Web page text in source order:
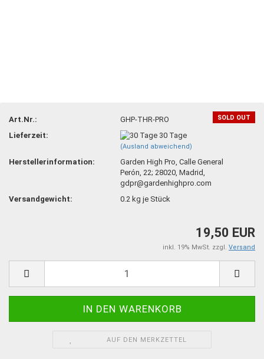
SOLD OUT
Art.Nr.:
GHP-THR-PRO
Lieferzeit:
30 Tage
(Ausland abweichend)
Herstellerinformation:
Garden High Pro, Calle General
Perón, 22; 28020, Madrid,
gdpr@gardenhighpro.com
Versandgewicht:
0.2 kg je Stück
19,50 EUR
inkl. 19% MwSt. zzgl. Versand
AUF DEN MERKZETTEL